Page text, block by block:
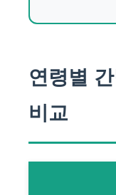
연령별
비교